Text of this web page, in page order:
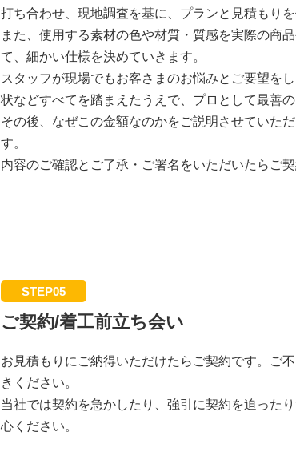
打ち合わせ、現地調査を基に、プランと見積もりを
また、使用する素材の色や材質・質感を実際の商
て、細かい仕様を決めていきます。
スタッフが現場でもお客さまのお悩みとご要望を
状などすべてを踏まえたうえで、プロとして最善
その後、なぜこの金額なのかをご説明させていた
す。
内容のご確認とご了承・ご署名をいただいたらご
STEP05
ご契約/着工前立ち会い
お見積もりにご納得いただけたらご契約です。ご
きください。
当社では契約を急かしたり、強引に契約を迫った
心ください。